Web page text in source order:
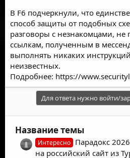
В F6 подчеркнули, что
способ защиты от подобных
разговоры с незнакомцами, не
ссылкам, полученным в
выполнять никаких
неизвестных.
Подробнее: https://
Для ответа нужно войти/
Название темы
Интересно Парадокс
на российский сайт из